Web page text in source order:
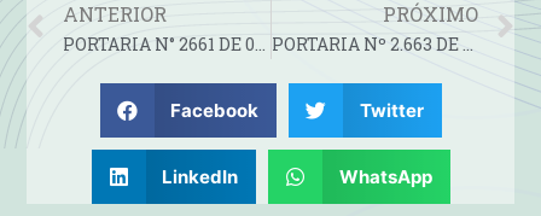
ANTERIOR
PORTARIA N° 2661 DE 05 DE AGOSTO DE 2025
PRÓXIMO
PORTARIA Nº 2.663 DE 21 DE AGOSTO DE 2025.
Facebook Twitter
LinkedIn WhatsApp